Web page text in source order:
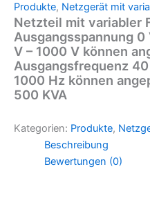
Produkte, Netzgerät mit
Netzteil mit variabler
Ausgangsspannung
V – 1000 V können
Ausgangsfrequenz
1000 Hz können
500 KVA
Kategorien: Produkte,
Beschreibung
Bewertungen (0)